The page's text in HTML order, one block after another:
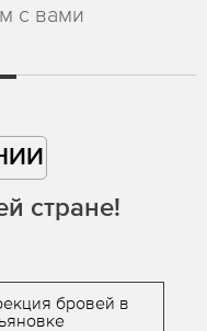
с вами
стране!
бровей в